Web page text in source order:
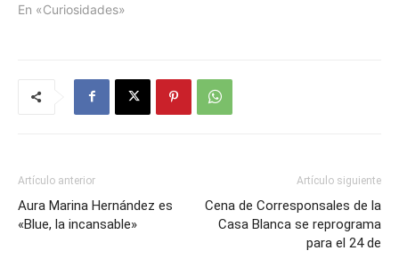
En «Curiosidades»
Artículo anterior
Aura Marina Hernández es
«Blue, la incansable»
Artículo siguiente
Cena de Corresponsales de la
Casa Blanca se reprograma
para el 24 de